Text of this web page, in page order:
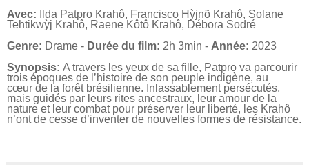
Avec:
Ilda Patpro Krahô, Francisco Hỳjnõ Krahô, Solane
Tehtikwỳj Krahô, Raene Kôtô Krahô, Débora Sodré
Genre: Drame - Durée du film: 2h 3min - Année: 2023
Synopsis: A travers les yeux de sa fille, Patpro va parcourir
trois époques de l’histoire de son peuple indigène, au
cœur de la forêt brésilienne. Inlassablement persécutés,
mais guidés par leurs rites ancestraux, leur amour de la
nature et leur combat pour préserver leur liberté, les Krahô
n’ont de cesse d’inventer de nouvelles formes de résistance.